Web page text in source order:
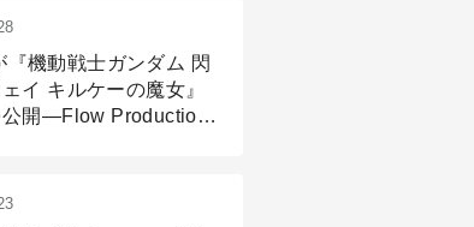
『機動戦士ガンダム 閃
イ キルケーの魔女』
公開―Flow Production